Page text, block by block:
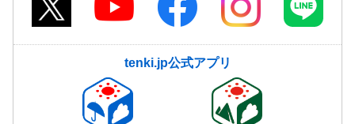
tenki.jp公式アプリ